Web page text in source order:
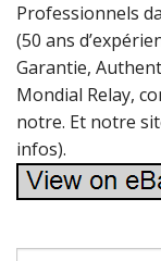
Professionnels
(50 ans
Garantie,
Mondial Relay,
notre. Et notre
infos).